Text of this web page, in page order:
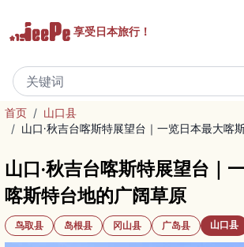
享受日本旅行！
首页 / 山口县
/ 山口·秋吉台喀斯特展望台｜一览日本最大喀
山口·秋吉台喀斯特展望台｜
喀斯特台地的广阔草原
鸟取县 岛根县 冈山县 广岛县 山口县